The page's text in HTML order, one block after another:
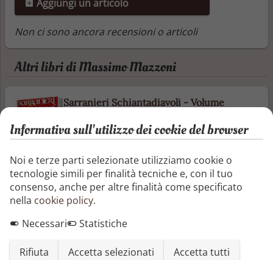
Aggiungi un articolo
Non ci sono ancora recensioni o articoli
Altri libri di Massimo Mazzoni
Sarranieri Schiantadiavoli - Volume
Anno Domini 1140. Dopo la gioventù
Scacceri inizia il suo viaggio di penitenza
in Terra Santa, lontano dalla sua amata
città natale, tra vecchi e nuovi nemici,
sette segrete, saraceni, crociati, morti che
miracolose. Affronterà mari minacciosi e
deserti insidiosi, custodi di segreti molto
più vecchi dell'umanità, per ...
Informativa sull'utilizzo dei cookie del browser
Noi e terze parti selezionate utilizziamo cookie o
tecnologie simili per finalità tecniche e, con il tuo
consenso, anche per altre finalità come specificato
nella cookie policy.
Necessari
Statistiche
Rifiuta Accetta selezionati Accetta tutti